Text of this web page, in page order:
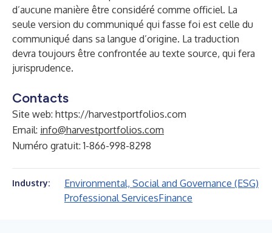
d’aucune manière être considéré comme officiel. La
seule version du communiqué qui fasse foi est celle du
communiqué dans sa langue d’origine. La traduction
devra toujours être confrontée au texte source, qui fera
jurisprudence.
Contacts
Site web: https://harvestportfolios.com
Email: info@harvestportfolios.com
Numéro gratuit: 1-866-998-8298
Industry:
Environmental, Social and Governance (ESG)
Professional ServicesFinance